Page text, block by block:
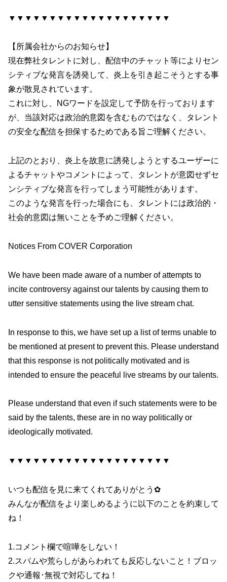
▼▼▼▼▼▼▼▼▼▼▼▼▼▼▼▼▼▼▼▼
【所属会社からのお知らせ】
現在弊社タレントに対し、配信中のチャット等によりセン
シティブな発言を誘発して、炎上を引き起こそうとする事
象が散見されています。
これに対し、NGワードを設定して予防を行っております
が、当該対応は政治的意図を含むものではなく、タレント
の安全な配信を担保するためである旨ご理解ください。
上記のとおり、炎上を故意に誘発しようとするユーザーに
よるチャットやコメントによって、タレントが意図せずセ
ンシティブな発言を行ってしまう可能性があります。
このような発言を行った場合にも、タレントには政治的・
社会的意図は無いことを予めご理解ください。
Notices From COVER Corporation
We have been made aware of a number of attempts to
incite controversy against our talents by causing them to
utter sensitive statements using the live stream chat.
In response to this, we have set up a list of terms unable to
be mentioned at present to prevent this. Please understand
that this response is not politically motivated and is
intended to ensure the peaceful live streams by our talents.
Please understand that even if such statements were to be
said by the talents, these are in no way politically or
ideologically motivated.
▼▼▼▼▼▼▼▼▼▼▼▼▼▼▼▼▼▼▼▼
いつも配信を見に来てくれてありがとう✿
みんなが配信をより楽しめるように以下のことを約束して
ね！
1.コメント欄で喧嘩をしない！
2.スパムや荒らしがあらわれても反応しないこと！ブロッ
クや通報･無視で対応してね！